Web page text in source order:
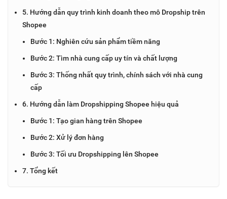
5. Hướng dẫn quy trình kinh doanh theo mô Dropship trên
Shopee
Bước 1: Nghiên cứu sản phẩm tiềm năng
Bước 2: Tìm nhà cung cấp uy tín và chất lượng
Bước 3: Thống nhất quy trình, chính sách với nhà cung
cấp
6. Hướng dẫn làm Dropshipping Shopee hiệu quả
Bước 1: Tạo gian hàng trên Shopee
Bước 2: Xử lý đơn hàng
Bước 3: Tối ưu Dropshipping lên Shopee
7. Tổng kết